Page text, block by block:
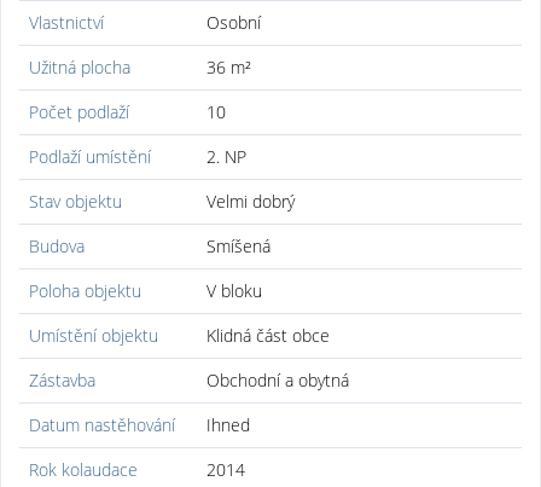
Vlastnictví
Osobní
Užitná plocha
36 m²
Počet podlaží
10
Podlaží umístění
2. NP
Stav objektu
Velmi dobrý
Budova
Smíšená
Poloha objektu
V bloku
Umístění objektu
Klidná část obce
Zástavba
Obchodní a obytná
Datum nastěhování
Ihned
Rok kolaudace
2014